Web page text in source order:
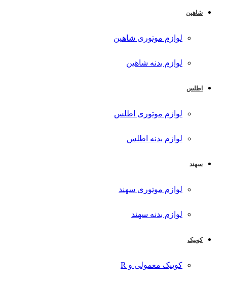
شاهین
لوازم موتوری شاهین
لوازم بدنه شاهین
اطلس
لوازم موتوری اطلس
لوازم بدنه اطلس
سهند
لوازم موتوری سهند
لوازم بدنه سهند
کوییک
کوییک معمولی و R